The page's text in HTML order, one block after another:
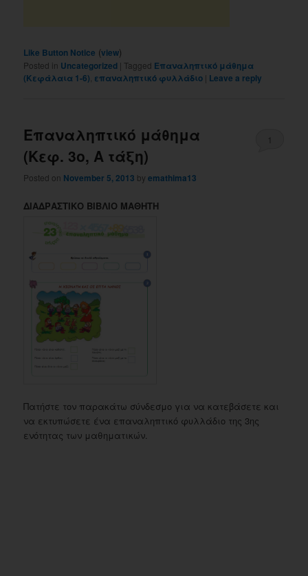
Like Button Notice (view)
Posted in Uncategorized | Tagged Επαναληπτικό μάθημα
(Κεφάλαια 1-6) επαναληπτικό φυλλάδιο | Leave a reply
Επαναληπτικό μάθημα
(Κεφ. 3ο, Α τάξη)
Posted on November 5, 2013 byemathima13
1
ΔΙΑΔΡΑΣΤΙΚΟ ΒΙΒΛΙΟ ΜΑΘΗΤΗ
Πατήστε τον παρακάτω σύνδεσμο για να κατεβάσετε και
να εκτυπώσετε ένα επαναληπτικό φυλλάδιο της 3ης
ενότητας των μαθηματικών.